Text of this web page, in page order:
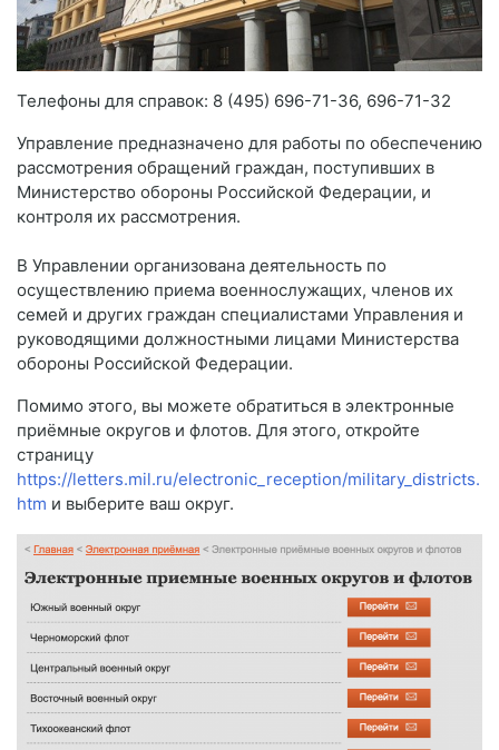
Телефоны для справок: 8 (495) 696-71-36, 696-71-32
Управление предназначено для работы по обеспечению
рассмотрения обращений граждан, поступивших в
Министерство обороны Российской Федерации, и
контроля их рассмотрения.
В Управлении организована деятельность по
осуществлению приема военнослужащих, членов их
семей и других граждан специалистами Управления и
руководящими должностными лицами Министерства
обороны Российской Федерации.
Помимо этого, вы можете обратиться в электронные
приёмные округов и флотов. Для этого, откройте
страницу
https://letters.mil.ru/electronic_reception/military_districts.
htm и выберите ваш округ.